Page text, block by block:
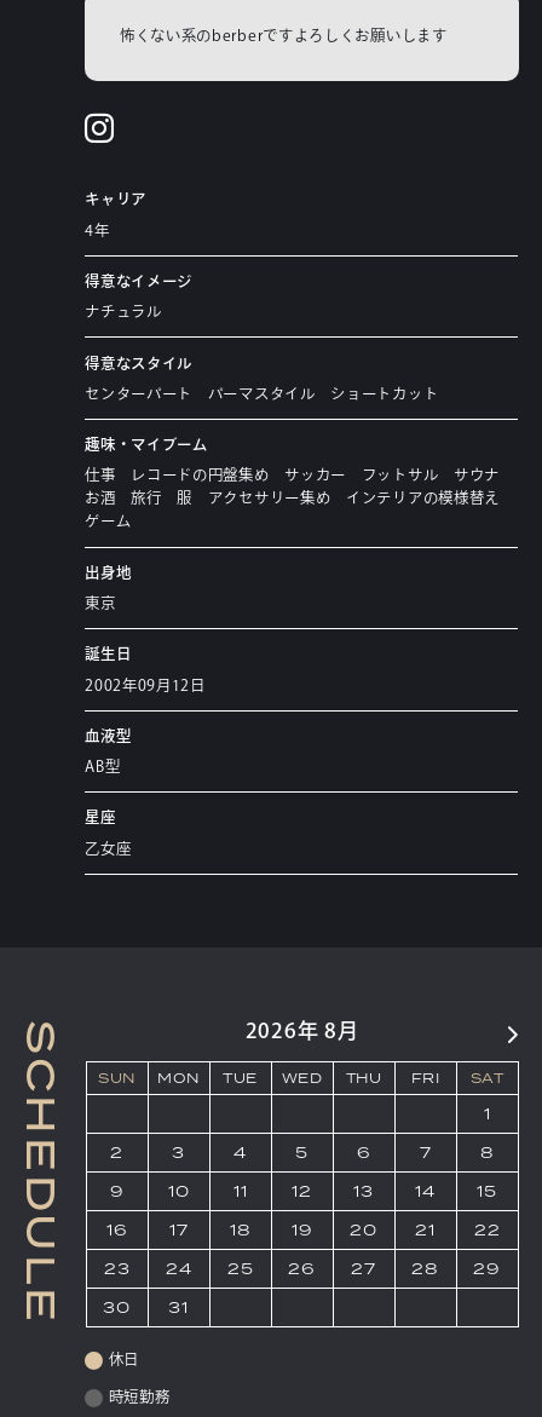
怖くない系のberberですよろしくお願いします
キャリア
4年
得意なイメージ
ナチュラル
得意なスタイル
センターパート パーマスタイル ショートカット
趣味・マイブーム
仕事 レコードの円盤集め サッカー フットサル サウナ
お酒 旅行 服 アクセサリー集め インテリアの模様替え
ゲーム
出身地
東京
誕生日
2002年09月12日
血液型
AB型
星座
乙女座
S
C
H
E
D
U
L
E
2026年 8月
SUN MON TUE WED THU FRI SAT
1
2
3 4 5 6 7
8
9
10 11 12 13 14
15
16
17 18 19 20 21
22
23
24 25 26 27 28
29
30
31
休日
時短勤務